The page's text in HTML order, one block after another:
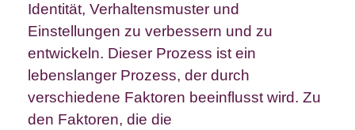
Identität, Verhaltensmuster und
Einstellungen zu verbessern und zu
entwickeln. Dieser Prozess ist ein
lebenslanger Prozess, der durch
verschiedene Faktoren beeinflusst wird. Zu
den Faktoren, die die